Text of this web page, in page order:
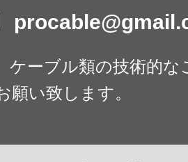
ーブル類の技術的な
願い致します。